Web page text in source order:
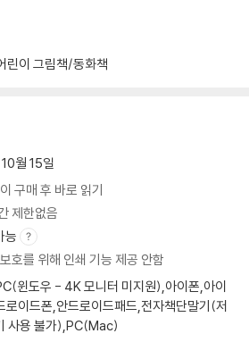
린이 그림책/동화책
월 15일
구매 후 바로 읽기
제한없음
능
호를 위해 인쇄 기능 제공 안함
윈도우 - 4K 모니터 미지원),아이폰,아이
로이드폰,안드로이드패드,전자책단말기(저
사용 불가),PC(Mac)